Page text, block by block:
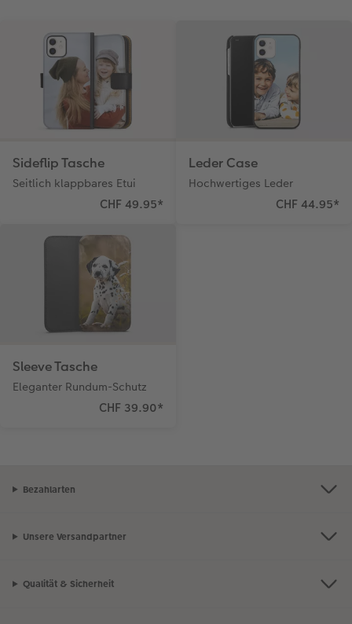
Coffeetable Book «Art Collection»
Zubehör
Wandgestaltung
Zubehör
Neuheiten
Sideflip Tasche
Seitlich klappbares Etui
CHF 49.95*
Sleeve Tasche
Eleganter Rundum-Schutz
CHF 39.90*
Leder Case
Hochwertiges Leder
CHF 44.95*
Bezahlarten
Unsere Versandpartner
Qualität & Sicherheit